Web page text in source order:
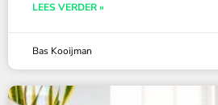
LEES VERDER »
Bas Kooijman